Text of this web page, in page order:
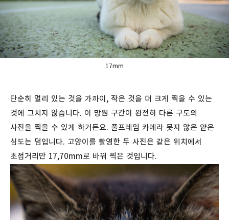
17mm
단순히 멀리 있는 것을 가까이, 작은 것을 더 크게 찍을 수 있는
것에 그치지 않습니다. 이 망원 구간이 완전히 다른 구도의
사진을 찍을 수 있게 하거든요. 풀프레임 카메라 못지 않은 얕은
심도는 덤입니다. 고양이를 촬영한 두 사진은 같은 위치에서
초점거리만 17,70mm로 바꿔 찍은 것입니다.